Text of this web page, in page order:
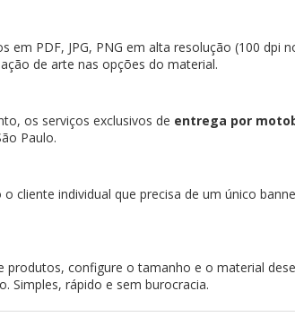
PDF, JPG, PNG em alta resolução (100 dpi
de arte nas opções do material.
os serviços exclusivos de entrega por
Paulo.
o cliente individual que precisa de um único
produtos, configure o tamanho e o material
Simples, rápido e sem burocracia.